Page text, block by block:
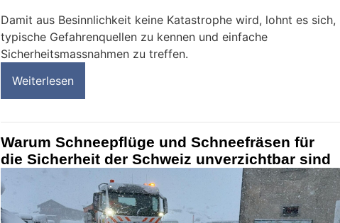
Damit aus Besinnlichkeit keine Katastrophe wird, lohnt es sich,
typische Gefahrenquellen zu kennen und einfache
Sicherheitsmassnahmen zu treffen.
Weiterlesen
Warum Schneepflüge und Schneefräsen für
die Sicherheit der Schweiz unverzichtbar sind